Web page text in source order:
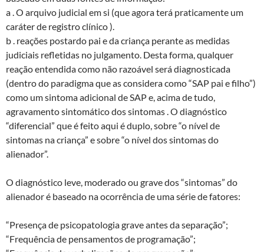
a . O arquivo judicial em si (que agora terá praticamente um
caráter de registro clínico ).
b . reações postardo pai e da criança perante as medidas
judiciais refletidas no julgamento. Desta forma, qualquer
reação entendida como não razoável será diagnosticada
(dentro do paradigma que as considera como “SAP pai e filho”)
como um sintoma adicional de SAP e, acima de tudo,
agravamento sintomático dos sintomas . O diagnóstico
“diferencial” que é feito aqui é duplo, sobre “o nível de
sintomas na criança” e sobre “o nível dos sintomas do
alienador”.
O diagnóstico leve, moderado ou grave dos “sintomas” do
alienador é baseado na ocorrência de uma série de fatores:
“Presença de psicopatologia grave antes da separação”;
“Frequência de pensamentos de programação”;